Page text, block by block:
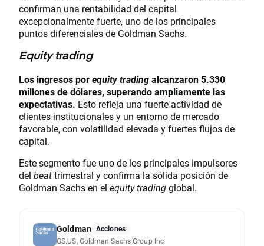
confirman una rentabilidad del capital
excepcionalmente fuerte, uno de los principales
puntos diferenciales de Goldman Sachs.
Equity trading
Los ingresos porequity tradingalcanzaron 5.330
millones de dólares, superando ampliamente las
expectativas. Esto refleja una fuerte actividad de
clientes institucionales y un entorno de mercado
favorable, con volatilidad elevada y fuertes flujos de
capital.
Este segmento fue uno de los principales impulsores
del beattrimestral y confirma la sólida posición de
Goldman Sachs en el equity tradingglobal.
Goldman Acciones
GS.US, Goldman Sachs Group Inc